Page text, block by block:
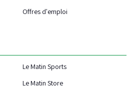
Offres d'emploi
Le Matin Sports
Le Matin Store